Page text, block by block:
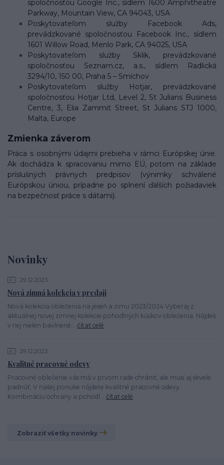
Novinky
29.12.2023
Nová zimná kolekcia v predaji
Nová kolekcia oblečenia na jeseň a zimu 2023/2024 Vyberaj z
aktuálnej novej zimnej kolekcie pohodlných kúskov oblečenia. Nájdeš
v nej nielen bavlnené... čítať celé
29.12.2023
Kvalitné pracovné odevy
Pracovné oblečenie vás má v prvom rade chrániť, ale musí aj skvele
padnúť. V našej ponuke nájdete kvalitné pracovné odevy.
Kombináciu ochrany a pohodl... čítať celé
Zobraziť všetky novinky
spoločnosťou Google Inc., sídlem 1600 Amphitheatre
Parkway, Mountain View, CA 94043, USA
Poskytovateľom služby Facebook Ads,
prevádzkované spoločnosťou Facebook Inc., sídlem
1601 Willow Road, Menlo Park, CA 94025, USA
Poskytovateľom služby Sklik, prevádzkované
spoločnosťou Seznam.cz, a.s., sídlem Radlická
3294/10, 150 00, Praha 5 – Smíchov
Poskytovateľom služby Hotjar, prevádzkované
spoločnosťou Hotjar Ltd, Level 2, St Julians Business
Centre, 3, Elia Zammit Street, St Julians STJ 1000,
Malta, Europe
Zmienka záverom
Práca s osobnými údajmi prebieha v rámci Európskej únie.
Ak dochádza k spracovaniu mimo EÚ, potom na základe
príslušných právnych predpisov (výnimky schválené
Európskou úniou, prípadne po splnení ďalších požiadaviek
na bezpečnosť práce s dátami).